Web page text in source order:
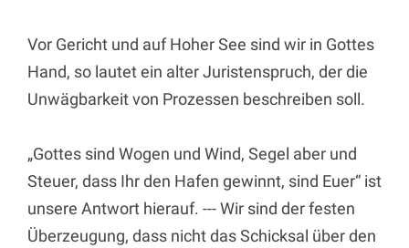
Vor Gericht und auf Hoher See sind wir in Gottes
Hand, so lautet ein alter Juristenspruch, der die
Unwägbarkeit von Prozessen beschreiben soll.
„Gottes sind Wogen und Wind, Segel aber und
Steuer, dass Ihr den Hafen gewinnt, sind Euer“ ist
unsere Antwort hierauf. --- Wir sind der festen
Überzeugung, dass nicht das Schicksal über den